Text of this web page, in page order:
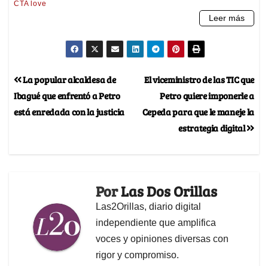
El viceministro de las TIC que
Petro quiere imponerle a
Cepeda para que le maneje la
estrategia digital
La popular alcaldesa de
Ibagué que enfrentó a Petro
está enredada con la justicia
PorLas Dos Orillas
Las2Orillas, diario digital
independiente que amplifica
voces y opiniones diversas con
rigor y compromiso.